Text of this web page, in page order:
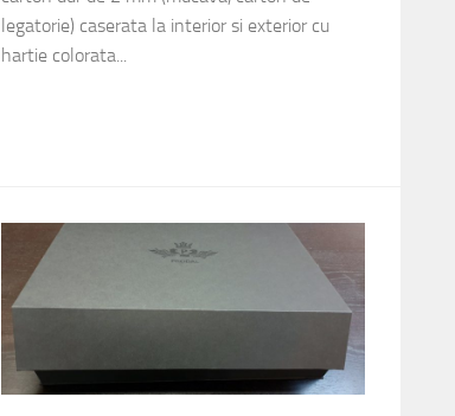
legatorie) caserata la interior si exterior cu
hartie colorata...